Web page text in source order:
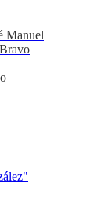
Manuel